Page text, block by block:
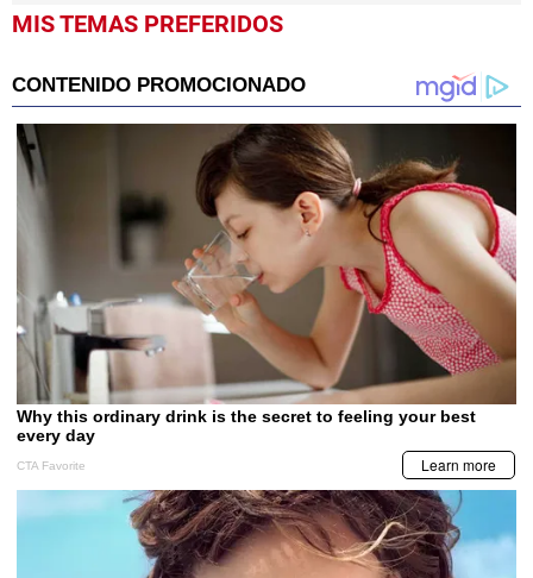
MIS TEMAS PREFERIDOS